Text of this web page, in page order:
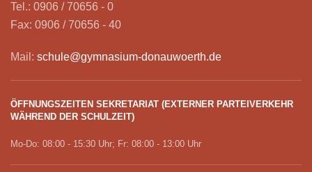
Tel.: 0906 / 70656 - 0
Fax: 0906 / 70656 - 40
Mail: schule@gymnasium-donauwoerth.de
ÖFFNUNGSZEITEN SEKRETARIAT (EXTERNER PARTEIVERKEHR
WÄHREND DER SCHULZEIT)
Mo-Do: 08:00 - 15:30 Uhr; Fr: 08:00 - 13:00 Uhr